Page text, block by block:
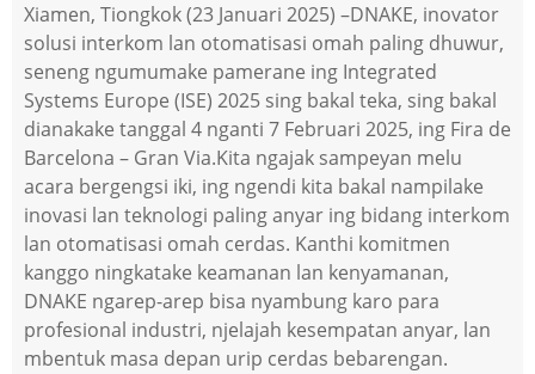
Xiamen, Tiongkok (23 Januari 2025) –DNAKE, inovator
solusi interkom lan otomatisasi omah paling dhuwur,
seneng ngumumake pamerane ing Integrated
Systems Europe (ISE) 2025 sing bakal teka, sing bakal
dianakake tanggal 4 nganti 7 Februari 2025, ing Fira de
Barcelona – Gran Via.Kita ngajak sampeyan melu
acara bergengsi iki, ing ngendi kita bakal nampilake
inovasi lan teknologi paling anyar ing bidang interkom
lan otomatisasi omah cerdas. Kanthi komitmen
kanggo ningkatake keamanan lan kenyamanan,
DNAKE ngarep-arep bisa nyambung karo para
profesional industri, njelajah kesempatan anyar, lan
mbentuk masa depan urip cerdas bebarengan.